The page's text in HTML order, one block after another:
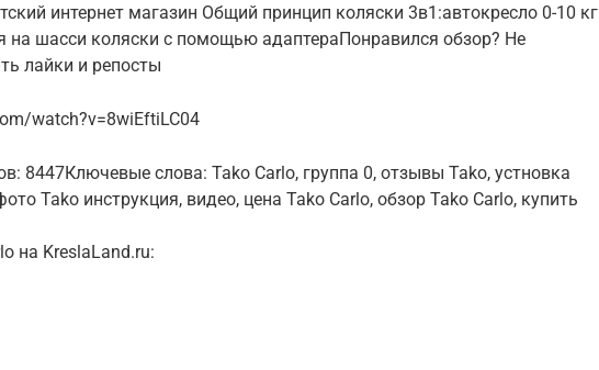
интернет магазин Общий принцип коляски 3в1:автокресло 0-10 кг
на шасси коляски с помощью адаптераПонравился обзор? Не
лайки и репосты
watch?v=8wiEftiLC04
8447Ключевые слова: Tako Carlo, группа 0, отзывы Tako, устновка
Tako инструкция, видео, цена Tako Carlo, обзор Tako Carlo, купить
на KreslaLand.ru: